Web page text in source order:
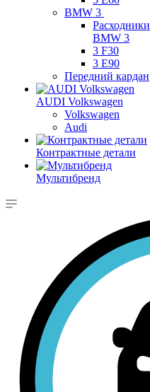
BMW 3
Расходники
BMW 3
3 F30
3 E90
Передний кардан
AUDI Volkswagen
Volkswagen
Audi
Контрактные детали
Мультибренд